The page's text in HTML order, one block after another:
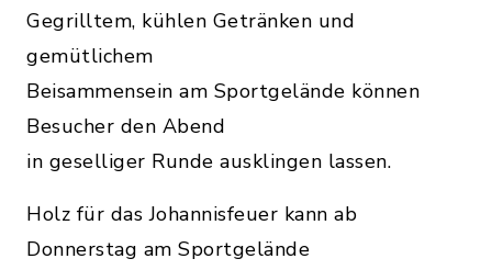
Gegrilltem, kühlen Getränken und
gemütlichem
Beisammensein am Sportgelände können
Besucher den Abend
in geselliger Runde ausklingen lassen.
Holz für das Johannisfeuer kann ab
Donnerstag am Sportgelände